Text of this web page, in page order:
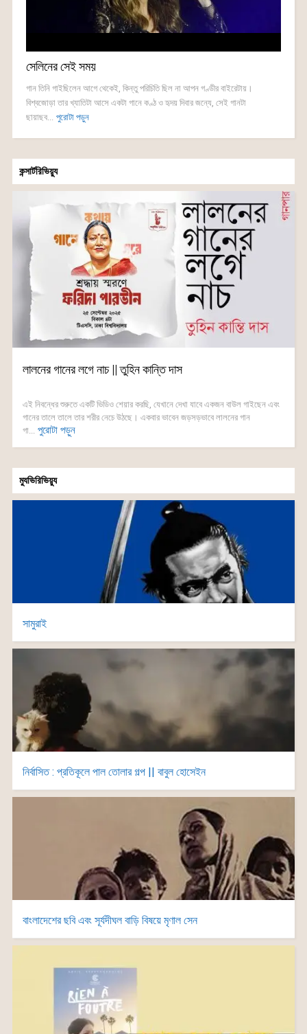
সেলিনের সেই সময়
গান তিনি গাইছিলেন আগে থেকেই, কিন্তু পরিচিতি ছিল না আপন গণ্ডীর বাইরেটায়।
বিশ্বজোড়া তার খ্যাতিটা আসে একটা গানে কণ্ঠ ও হৃদয় দিবার জন্যে, সেই গানটা
ছায়াছব...
পুরোটা পড়ুন
কন্সার্টরিভিয়্যু
লালনের গানের লগে নাচ || তুহিন কান্তি দাস
এই নিবন্ধের শুরুতে একটি ভিডিও শেয়ার করছি, যেখানে দেখা যাবে একজন বাউল গাইছেন এবং
গানের তালে তালে তার শরীর নেচে উঠছে। একবার ভাবেন জড়সড়ভাবে লালনের গান
গা...
পুরোটা পড়ুন
ম্যুভিরিভিয়্যু
সামুরাই
নির্বাসিত : প্রতিকূলে পাল তোলার গল্প || বাবুল হোসেইন
বাংলাদেশের ছবি এবং সূর্যদীঘল বাড়ি বিষয়ে মৃণাল সেন